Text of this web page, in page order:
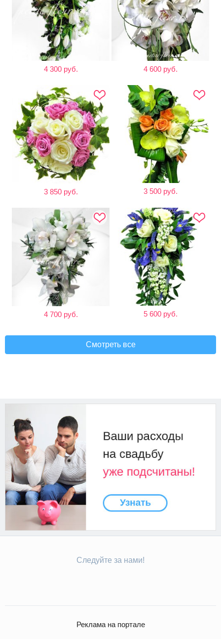
4 300 руб. 4 600 руб.
3 850 руб. 3 500 руб.
4 700 руб. 5 600 руб.
Смотреть все
Следуйте за нами!
Реклама на портале